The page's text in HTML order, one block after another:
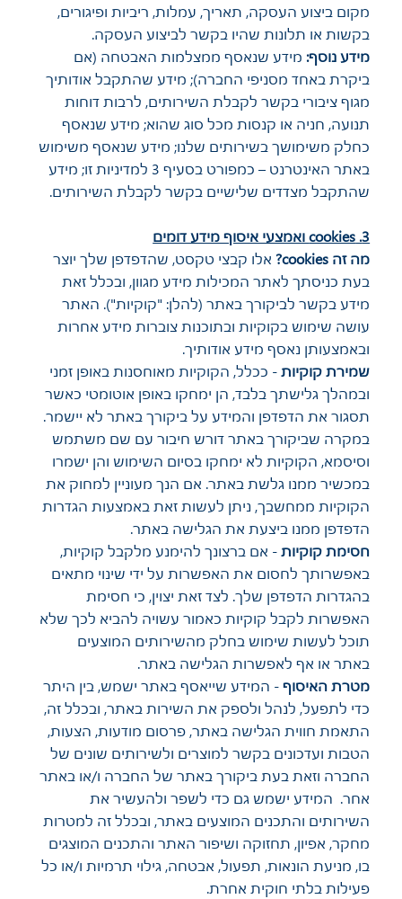
מקום ביצוע העסקה, תאריך, עמלות, ריביות ופיגורים,
בקשות או תלונות שהיו בקשר לביצוע העסקה.
מידע נוסף: מידע שנאסף ממצלמות האבטחה (אם
ביקרת באחד מסניפי החברה); מידע שהתקבל אודותיך
מגוף ציבורי בקשר לקבלת השירותים, לרבות דוחות
תנועה, חניה או קנסות מכל סוג שהוא; מידע שנאסף
כחלק משימושך בשירותים שלנו; מידע שנאסף משימוש
באתר האינטרנט – כמפורט בסעיף 3 למדיניות זו; מידע
שהתקבל מצדדים שלישיים בקשר לקבלת השירותים.
3. cookies ואמצעי איסוף מידע דומים
מה זה cookies?
אלו קבצי טקסט, שהדפדפן שלך יוצר
בעת כניסתך לאתר המכילות מידע מגוון, ובכלל זאת
מידע בקשר לביקורך באתר (להלן: "קוקיות"). האתר
עושה שימוש בקוקיות ובתוכנות צוברות מידע אחרות
ובאמצעותן נאסף מידע אודותיך.
שמירת קוקיות- ככלל, הקוקיות מאוחסנות באופן זמני
ובמהלך גלישתך בלבד, הן ימחקו באופן אוטומטי כאשר
תסגור את הדפדפן והמידע על ביקורך באתר לא יישמר.
במקרה שביקורך באתר דורש חיבור עם שם משתמש
וסיסמא, הקוקיות לא ימחקו בסיום השימוש והן ישמרו
במכשיר ממנו גלשת באתר. אם הנך מעוניין למחוק את
הקוקיות ממחשבך, ניתן לעשות זאת באמצעות הגדרות
הדפדפן ממנו ביצעת את הגלישה באתר.
חסימת קוקיות­­­­­- אם ברצונך להימנע מלקבל קוקיות,
באפשרותך לחסום את האפשרות על ידי שינוי מתאים
בהגדרות הדפדפן שלך. לצד זאת יצוין, כי חסימת
האפשרות לקבל קוקיות כאמור עשויה להביא לכך שלא
תוכל לעשות שימוש בחלק מהשירותים המוצעים
באתר או אף לאפשרות הגלישה באתר.
מטרת האיסוף- המידע שייאסף באתר ישמש, בין היתר
כדי לתפעל, לנהל ולספק את השירות באתר, ובכלל זה,
התאמת חווית הגלישה באתר, פרסום מודעות, הצעות,
הטבות ועדכונים בקשר למוצרים ולשירותים שונים של
החברה וזאת בעת ביקורך באתר של החברה ו/או באתר
אחר. המידע ישמש גם כדי לשפר ולהעשיר את
השירותים והתכנים המוצעים באתר, ובכלל זה למטרות
מחקר, אפיון, תחזוקה ושיפור האתר והתכנים המוצגים
בו, מניעת הונאות, תפעול, אבטחה, גילוי תרמיות ו/או כל
פעילות בלתי חוקית אחרת.